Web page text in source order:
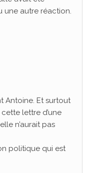
une autre réaction.
Antoine. Et surtout
lettre d’une
n’aurait pas
politique qui est